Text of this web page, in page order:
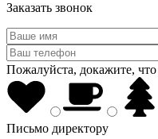
Заказать звонок
Пожалуйста, докажите,
Письмо директору